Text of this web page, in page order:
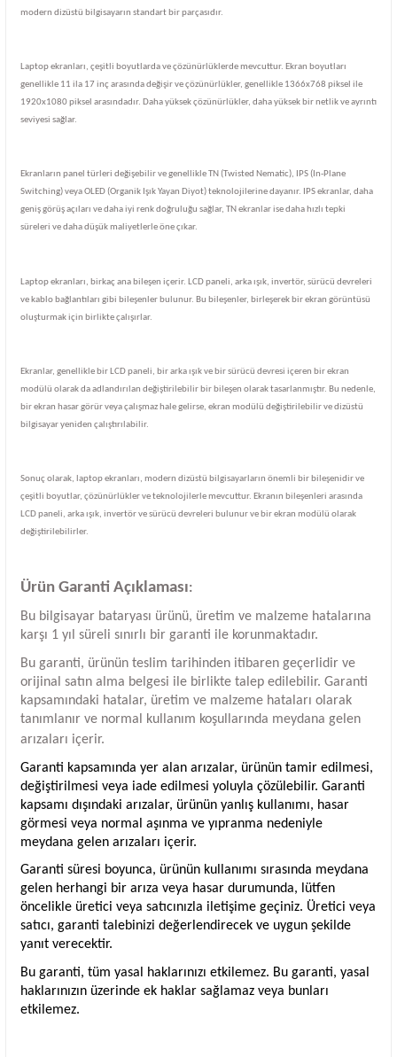
modern dizüstü bilgisayarın standart bir parçasıdır.
Laptop ekranları, çeşitli boyutlarda ve çözünürlüklerde mevcuttur. Ekran boyutları
genellikle 11 ila 17 inç arasında değişir ve çözünürlükler, genellikle 1366x768 piksel ile
1920x1080 piksel arasındadır. Daha yüksek çözünürlükler, daha yüksek bir netlik ve ayrıntı
seviyesi sağlar.
Ekranların panel türleri değişebilir ve genellikle TN (Twisted Nematic), IPS (In-Plane
Switching) veya OLED (Organik Işık Yayan Diyot) teknolojilerine dayanır. IPS ekranlar, daha
geniş görüş açıları ve daha iyi renk doğruluğu sağlar, TN ekranlar ise daha hızlı tepki
süreleri ve daha düşük maliyetlerle öne çıkar.
Laptop ekranları, birkaç ana bileşen içerir. LCD paneli, arka ışık, invertör, sürücü devreleri
ve kablo bağlantıları gibi bileşenler bulunur. Bu bileşenler, birleşerek bir ekran görüntüsü
oluşturmak için birlikte çalışırlar.
Ekranlar, genellikle bir LCD paneli, bir arka ışık ve bir sürücü devresi içeren bir ekran
modülü olarak da adlandırılan değiştirilebilir bir bileşen olarak tasarlanmıştır. Bu nedenle,
bir ekran hasar görür veya çalışmaz hale gelirse, ekran modülü değiştirilebilir ve dizüstü
bilgisayar yeniden çalıştırılabilir.
Sonuç olarak, laptop ekranları, modern dizüstü bilgisayarların önemli bir bileşenidir ve
çeşitli boyutlar, çözünürlükler ve teknolojilerle mevcuttur. Ekranın bileşenleri arasında
LCD paneli, arka ışık, invertör ve sürücü devreleri bulunur ve bir ekran modülü olarak
değiştirilebilirler.
Ürün Garanti Açıklaması:
Bu bilgisayar bataryası ürünü, üretim ve malzeme hatalarına
karşı 1 yıl süreli sınırlı bir garanti ile korunmaktadır.
Bu garanti, ürünün teslim tarihinden itibaren geçerlidir ve
orijinal satın alma belgesi ile birlikte talep edilebilir. Garanti
kapsamındaki hatalar, üretim ve malzeme hataları olarak
tanımlanır ve normal kullanım koşullarında meydana gelen
arızaları içerir.
Garanti kapsamında yer alan arızalar, ürünün tamir edilmesi,
değiştirilmesi veya iade edilmesi yoluyla çözülebilir. Garanti
kapsamı dışındaki arızalar, ürünün yanlış kullanımı, hasar
görmesi veya normal aşınma ve yıpranma nedeniyle
meydana gelen arızaları içerir.
Garanti süresi boyunca, ürünün kullanımı sırasında meydana
gelen herhangi bir arıza veya hasar durumunda, lütfen
öncelikle üretici veya satıcınızla iletişime geçiniz. Üretici veya
satıcı, garanti talebinizi değerlendirecek ve uygun şekilde
yanıt verecektir.
Bu garanti, tüm yasal haklarınızı etkilemez. Bu garanti, yasal
haklarınızın üzerinde ek haklar sağlamaz veya bunları
etkilemez.